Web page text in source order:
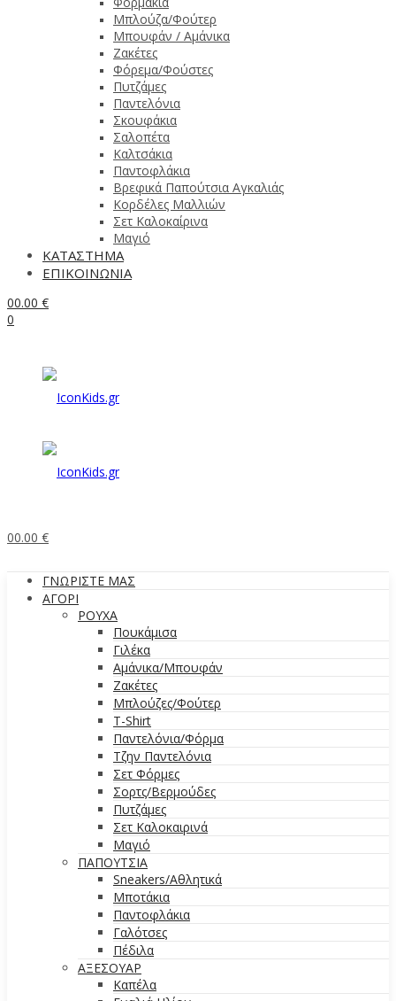
Μπλούζα/Φούτερ
Μπουφάν / Αμάνικα
Ζακέτες
Φόρεμα/Φούστες
Πυτζάμες
Παντελόνια
Σκουφάκια
Σαλοπέτα
Καλτσάκια
Παντοφλάκια
Βρεφικά Παπούτσια Αγκαλιάς
Κορδέλες Μαλλιών
Σετ Καλοκαίρινα
Μαγιό
ΚΑΤΑΣΤΗΜΑ
ΕΠΙΚΟΙΝΩΝΙΑ
00.00 €
0
00.00 €
ΓΝΩΡΙΣΤΕ ΜΑΣ
ΑΓΟΡΙ
ΡΟΥΧΑ
Πουκάμισα
Γιλέκα
Αμάνικα/Μπουφάν
Ζακέτες
Μπλούζες/Φούτερ
T-Shirt
Παντελόνια/Φόρμα
Τζην Παντελόνια
Σετ Φόρμες
Σορτς/Βερμούδες
Πυτζάμες
Σετ Καλοκαιρινά
Μαγιό
ΠΑΠΟΥΤΣΙΑ
Sneakers/Aθλητικά
Μποτάκια
Παντοφλάκια
Γαλότσες
Πέδιλα
ΑΞΕΣΟΥΑΡ
Καπέλα